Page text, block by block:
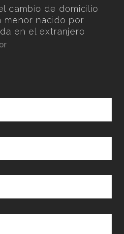
cambio de domicilio
menor nacido por
en el extranjero